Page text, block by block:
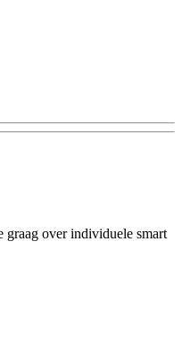
graag over individuele smart